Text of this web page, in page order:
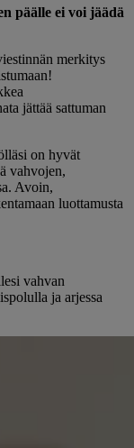
päälle ei voi jäädä
merkitys
jättää sattuman
on hyvät
vahvojen,
Avoin,
luottamusta
vahvan
ja arjessa